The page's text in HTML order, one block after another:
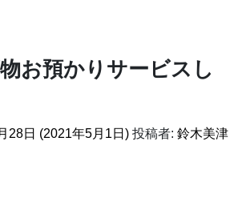
お預かりサービスし
28日 (2021年5月1日) 投稿者: 鈴木美津